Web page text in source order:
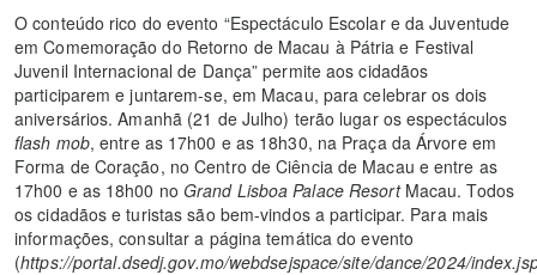
O conteúdo rico do evento “Espectáculo Escolar e da Juventude
em Comemoração do Retorno de Macau à Pátria e Festival
Juvenil Internacional de Dança” permite aos cidadãos
participarem e juntarem-se, em Macau, para celebrar os dois
aniversários. Amanhã (21 de Julho) terão lugar os espectáculos
flash mob, entre as 17h00 e as 18h30, na Praça da Árvore em
Forma de Coração, no Centro de Ciência de Macau e entre as
17h00 e as 18h00 no Grand Lisboa Palace ResortMacau. Todos
os cidadãos e turistas são bem-vindos a participar. Para mais
informações, consultar a página temática do evento
(https://portal.dsedj.gov.mo/webdsejspace/site/dance/2024/